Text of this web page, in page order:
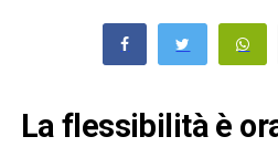
La flessibilità è